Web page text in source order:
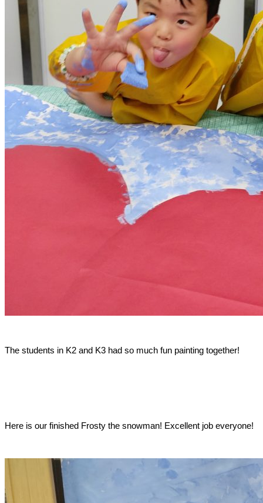
The students in K2 and K3 had so much fun painting together!
Here is our finished Frosty the snowman! Excellent job everyone!